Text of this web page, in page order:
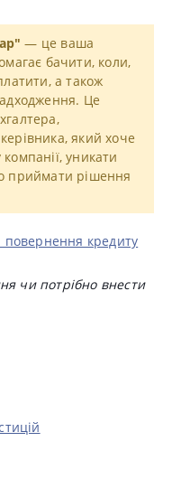
— це ваша
бачити, коли,
а також
Це
який хоче
уникати
приймати рішення
кредиту
чи потрібно внести